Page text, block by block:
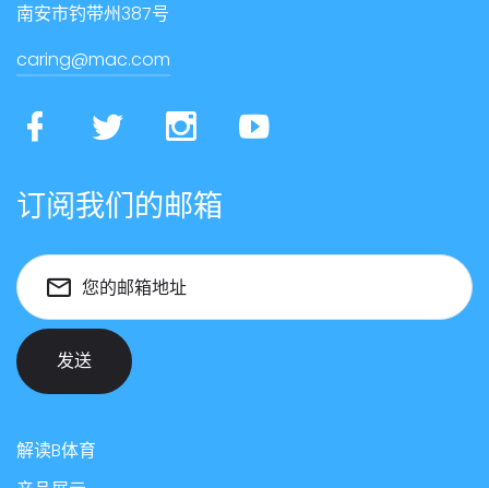
南安市钓带州387号
caring@mac.com
订阅我们的邮箱
您的邮箱地址
发送
解读B体育